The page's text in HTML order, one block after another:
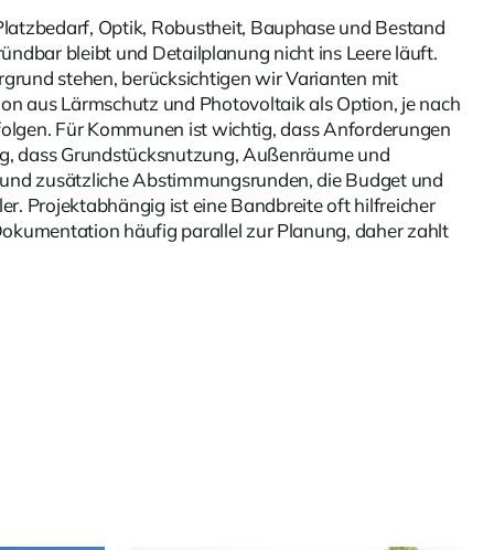
Optik, Robustheit, Bauphase und Bestand
bleibt und Detailplanung nicht ins Leere läuft.
stehen, berücksichtigen wir Varianten mit
aus Lärmschutz und Photovoltaik als Option, je nach
Für Kommunen ist wichtig, dass Anforderungen
dass Grundstücksnutzung, Außenräume und
zusätzliche Abstimmungsrunden, die Budget und
Projektabhängig ist eine Bandbreite oft hilfreicher
häufig parallel zur Planung, daher zahlt